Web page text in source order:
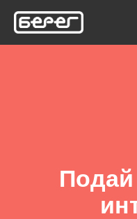
Подай